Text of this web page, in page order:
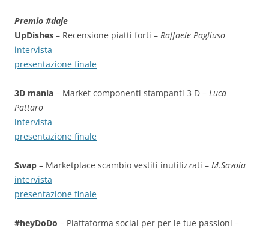
Premio #daje
UpDishes – Recensione piatti forti – Raffaele Pagliuso
intervista
presentazione finale
3D mania – Market componenti stampanti 3 D – Luca
Pattaro
intervista
presentazione finale
Swap – Marketplace scambio vestiti inutilizzati – M.Savoia
intervista
presentazione finale
#heyDoDo – Piattaforma social per per le tue passioni –